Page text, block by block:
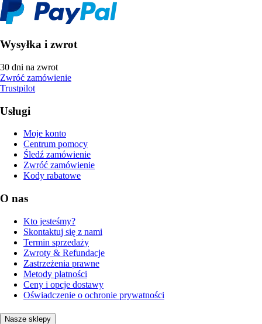
Wysyłka i zwrot
30 dni na zwrot
Zwróć zamówienie
Trustpilot
Usługi
Moje konto
Centrum pomocy
Śledź zamówienie
Zwróć zamówienie
Kody rabatowe
O nas
Kto jesteśmy?
Skontaktuj się z nami
Termin sprzedaży
Zwroty & Refundacje
Zastrzeżenia prawne
Metody płatności
Ceny i opcje dostawy
Oświadczenie o ochronie prywatności
Nasze sklepy